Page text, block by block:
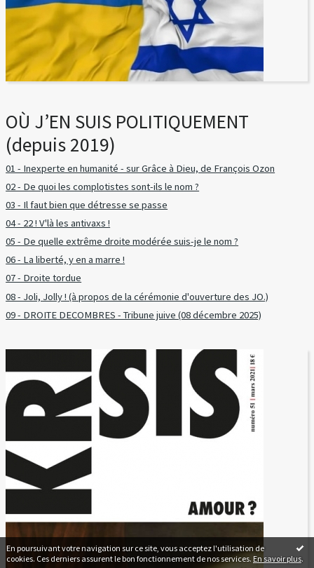
En poursuivant votre navigation sur ce site, vous acceptez l'utilisation de
cookies. Ces derniers assurent le bon fonctionnement de nos services. En savoir plus.
OÙ J’EN SUIS POLITIQUEMENT
(depuis 2019)
01 - Inexperte en humanité - sur Grâce à Dieu, de François Ozon
02 - De quoi les complotistes sont-ils le nom ?
03 - Il faut bien que détresse se passe
04 - 22 ! V'là les antivaxs !
05 - De quelle extrême droite modérée suis-je le nom ?
06 - La liberté, y en a marre !
07 - Droite tordue
08 - Joli, Jolly ! (à propos de la cérémonie d'ouverture des JO.)
09 - DROITE DECOMBRES - Tribune juive (08 décembre 2025)